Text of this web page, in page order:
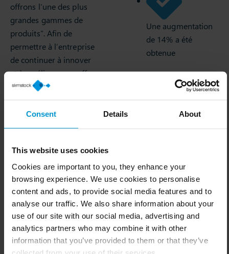
Consent Details About
This website uses cookies
Cookies are important to you, they enhance your
browsing experience. We use cookies to personalise
content and ads, to provide social media features and to
analyse our traffic. We also share information about your
use of our site with our social media, advertising and
analytics partners who may combine it with other
information that you’ve provided to them or that they’ve
offrons l’une des plus
grandes gammes de
produits”. Afin de
permettre à l’entreprise
de continuer à innover
et à améliorer son offre,
il est essentiel que
l’équipe soit en mesure
de gérer efficacement
les stocks.
Heureusement, Slim4
s’est avéré être le
compagnon idéal : “Le
taux de rotation de nos
articles B a augmenté de
12 % et celui de nos
articles A de plus de 15
%. En outre, malgré le
Une augmentation
de 14% a été
obtenue